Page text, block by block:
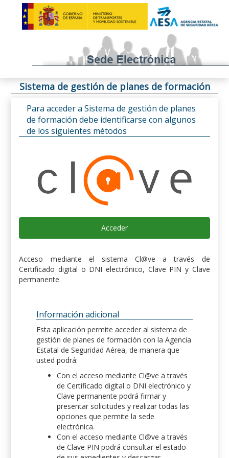
Sistema de gestión de planes de formación
Para acceder a Sistema de gestión de planes
de formación debe identificarse con algunos
de los siguientes métodos
Acceder
Acceso mediante el sistema Cl@ve a través de
Certificado digital o DNI electrónico, Clave PIN y Clave
permanente.
Información adicional
Esta aplicación permite acceder al sistema de
gestión de planes de formación con la Agencia
Estatal de Seguridad Aérea, de manera que
usted podrá:
Con el acceso mediante Cl@ve a través
de Certificado digital o DNI electrónico y
Clave permanente podrá firmar y
presentar solicitudes y realizar todas las
opciones que permite la sede
electrónica.
Con el acceso mediante Cl@ve a través
de Clave PIN podrá consultar el estado